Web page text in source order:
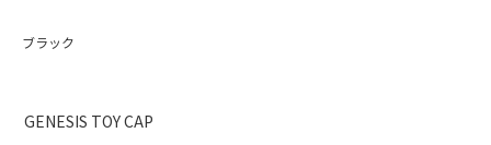
ブラック
GENESIS TOY CAP